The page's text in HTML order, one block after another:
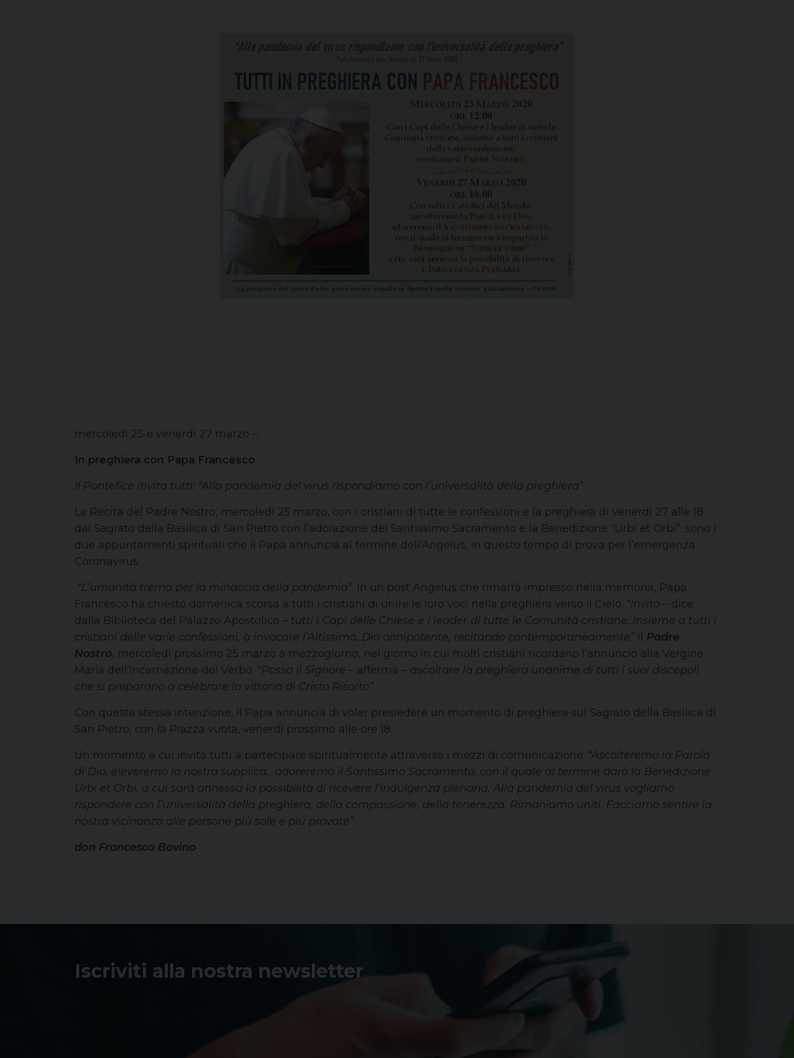
mercoledì 25 e venerdì 27 marzo –
In preghiera con Papa Francesco
Il Pontefice invita tutti: “Alla pandemia del virus rispondiamo con l’universalità della preghiera”
La Recita del Padre Nostro, mercoledì 25 marzo, con i cristiani di tutte le confessioni e la preghiera di venerdì 27 alle 18
dal Sagrato della Basilica di San Pietro con l’adorazione del Santissimo Sacramento e la Benedizione “Urbi et Orbi”: sono i
due appuntamenti spirituali che il Papa annuncia al termine dell’Angelus, in questo tempo di prova per l’emergenza
Coronavirus
“L’umanità trema per la minaccia della pandemia”. In un post Angelus che rimarrà impresso nella memoria, Papa
Francesco ha chiesto domenica scorsa a tutti i cristiani di unire le loro voci nella preghiera verso il Cielo. “Invito – dice
dalla Biblioteca del Palazzo Apostolico – tutti i Capi delle Chiese e i leader di tutte le Comunità cristiane, insieme a tutti i
cristiani delle varie confessioni, a invocare l’Altissimo, Dio onnipotente, recitando contemporaneamente” il Padre
Nostro, mercoledì prossimo 25 marzo a mezzogiorno, nel giorno in cui molti cristiani ricordano l’annuncio alla Vergine
Maria dell’Incarnazione del Verbo: “Possa il Signore – afferma – ascoltare la preghiera unanime di tutti i suoi discepoli
che si preparano a celebrare la vittoria di Cristo Risorto”.
Con questa stessa intenzione, il Papa annuncia di voler presiedere un momento di preghiera sul Sagrato della Basilica di
San Pietro, con la Piazza vuota, venerdì prossimo alle ore 18.
Un momento a cui invita tutti a partecipare spiritualmente attraverso i mezzi di comunicazione: “Ascolteremo la Parola
di Dio, eleveremo la nostra supplica, adoreremo il Santissimo Sacramento, con il quale al termine darò la Benedizione
Urbi et Orbi, a cui sarà annessa la possibilità di ricevere l’indulgenza plenaria. Alla pandemia del virus vogliamo
rispondere con l’universalità della preghiera, della compassione, della tenerezza. Rimaniamo uniti. Facciamo sentire la
nostra vicinanza alle persone più sole e più provate”.
don Francesco Bovino
Iscriviti alla nostra newsletter